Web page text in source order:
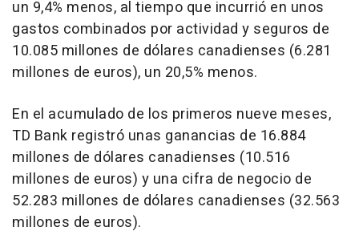
un 9,4% menos, al tiempo que incurrió en unos
gastos combinados por actividad y seguros de
10.085 millones de dólares canadienses (6.281
millones de euros), un 20,5% menos.
En el acumulado de los primeros nueve meses,
TD Bank registró unas ganancias de 16.884
millones de dólares canadienses (10.516
millones de euros) y una cifra de negocio de
52.283 millones de dólares canadienses (32.563
millones de euros).